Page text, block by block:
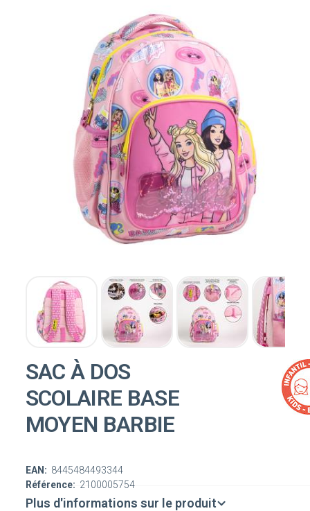
SAC À DOS
SCOLAIRE BASE
MOYEN BARBIE
Référence: 2100005754
EAN: 8445484493344
Plus d'informations sur le produit